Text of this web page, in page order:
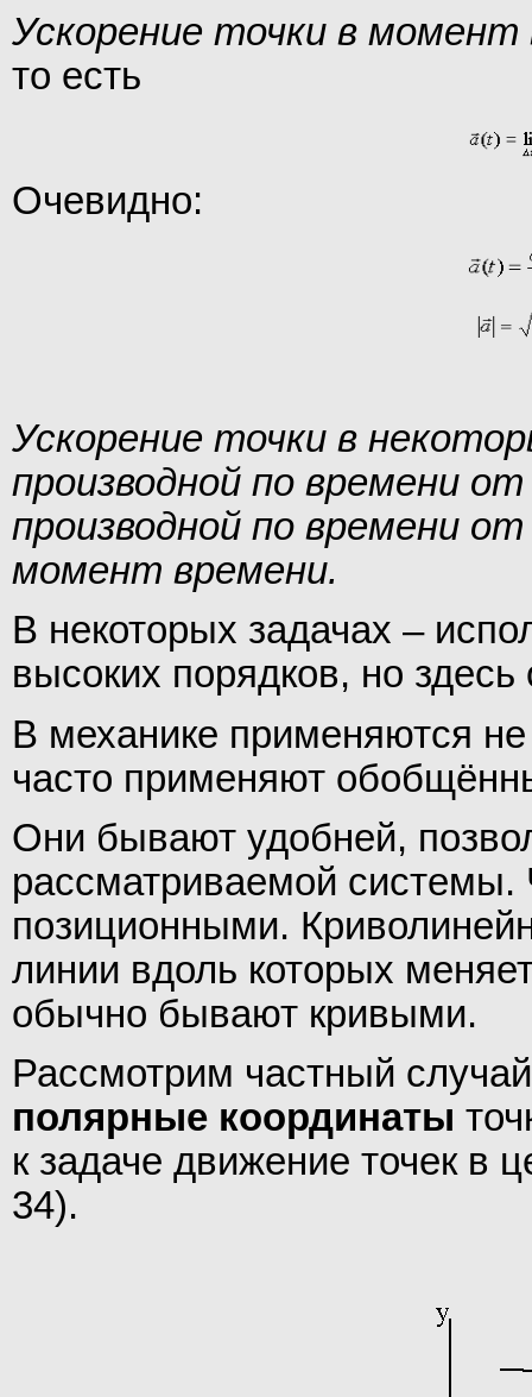
Ускорение точки в
то есть
Очевидно:
Ускорение точки в
производной по времени
производной по времени
момент времени.
В некоторых задачах –
высоких порядков, но
В механике применяются
часто применяют
Они бывают удобней,
рассматриваемой системы.
позиционными.
линии вдоль которых
обычно бывают кривыми.
Рассмотрим частный
полярные координаты
к задаче движение точек в
34).